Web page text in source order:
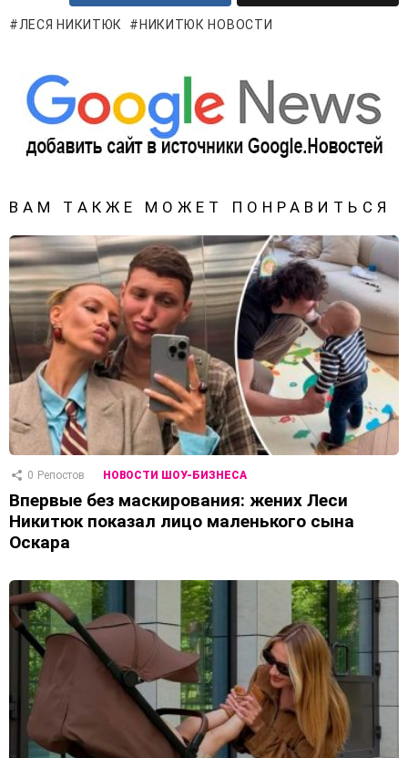
ЛЕСЯ НИКИТЮК НИКИТЮК НОВОСТИ
ВАМ ТАКЖЕ МОЖЕТ ПОНРАВИТЬСЯ
0 Репостов НОВОСТИ ШОУ-БИЗНЕСА
Впервые без маскирования: жених Леси
Никитюк показал лицо маленького сына
Оскара